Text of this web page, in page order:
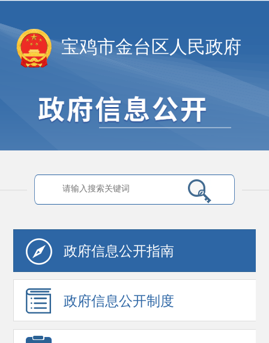
宝鸡市金台区人民政府
政府信息公开指南
政府信息公开制度